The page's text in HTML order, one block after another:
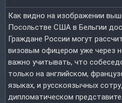
Как видно на изображении
Посольстве США в Бельгии
Граждане России могут
визовым офицером уже через
важно учитывать, что
только на английском,
языках, и русскоязычных
дипломатическом